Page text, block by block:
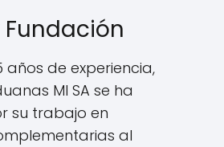
años de experiencia,
Ml SA se ha
su trabajo en
al